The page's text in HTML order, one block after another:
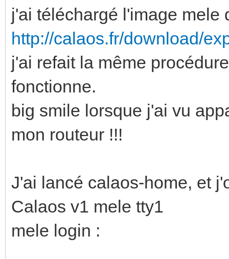
j'ai téléchargé l'image mele
http://calaos.fr/download/
j'ai refait la même
fonctionne.
big smile lorsque j'ai vu
mon routeur !!!
J'ai lancé calaos-home, et
Calaos v1 mele tty1
mele login :